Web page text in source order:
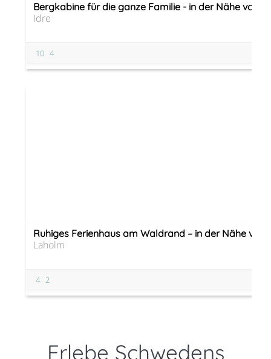
Bergkabine für die ganze Familie - in der Nähe von
Idre
10 4
Ruhiges Ferienhaus am Waldrand – in der Nähe von
Laholm
4 2
Erlebe Schwedens